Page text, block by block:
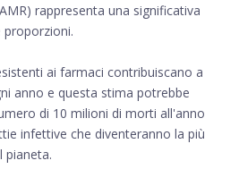
rappresenta una significativa
proporzioni.
ai farmaci contribuiscano a
anno e questa stima potrebbe
di 10 milioni di morti all'anno
infettive che diventeranno la più
pianeta.